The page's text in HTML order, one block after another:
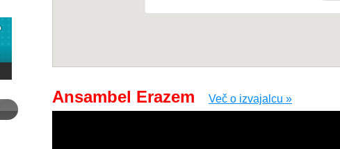
Ansambel Erazem Več o izvajalcu »